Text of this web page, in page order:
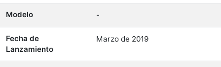
Modelo -
Fecha de
Lanzamiento
Marzo de 2019